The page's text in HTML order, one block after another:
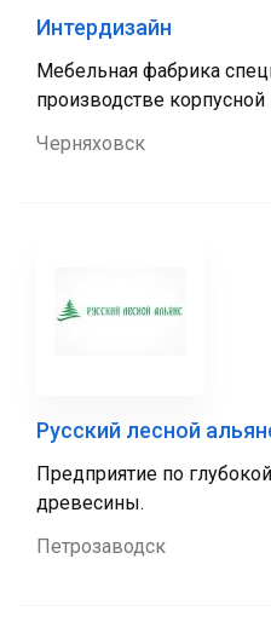
Интердизайн
Мебельная фабрика
производстве
Черняховск
Русский лесной
Предприятие по
древесины.
Петрозаводск